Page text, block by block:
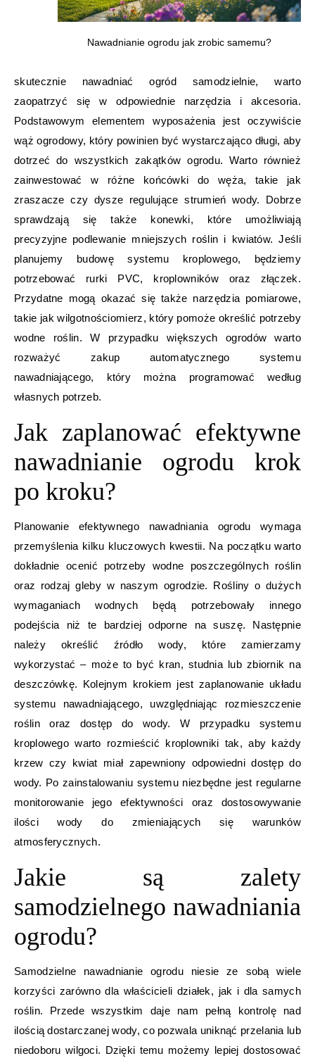
Nawadnianie ogrodu jak zrobic samemu?
skutecznie nawadniać ogród samodzielnie, warto
zaopatrzyć się w odpowiednie narzędzia i akcesoria.
Podstawowym elementem wyposażenia jest oczywiście
wąż ogrodowy, który powinien być wystarczająco długi, aby
dotrzeć do wszystkich zakątków ogrodu. Warto również
zainwestować w różne końcówki do węża, takie jak
zraszacze czy dysze regulujące strumień wody. Dobrze
sprawdzają się także konewki, które umożliwiają
precyzyjne podlewanie mniejszych roślin i kwiatów. Jeśli
planujemy budowę systemu kroplowego, będziemy
potrzebować rurki PVC, kroplowników oraz złączek.
Przydatne mogą okazać się także narzędzia pomiarowe,
takie jak wilgotnościomierz, który pomoże określić potrzeby
wodne roślin. W przypadku większych ogrodów warto
rozważyć zakup automatycznego systemu
nawadniającego, który można programować według
własnych potrzeb.
Jak zaplanować efektywne
nawadnianie ogrodu krok
po kroku?
Planowanie efektywnego nawadniania ogrodu wymaga
przemyślenia kilku kluczowych kwestii. Na początku warto
dokładnie ocenić potrzeby wodne poszczególnych roślin
oraz rodzaj gleby w naszym ogrodzie. Rośliny o dużych
wymaganiach wodnych będą potrzebowały innego
podejścia niż te bardziej odporne na suszę. Następnie
należy określić źródło wody, które zamierzamy
wykorzystać – może to być kran, studnia lub zbiornik na
deszczówkę. Kolejnym krokiem jest zaplanowanie układu
systemu nawadniającego, uwzględniając rozmieszczenie
roślin oraz dostęp do wody. W przypadku systemu
kroplowego warto rozmieścić kroplowniki tak, aby każdy
krzew czy kwiat miał zapewniony odpowiedni dostęp do
wody. Po zainstalowaniu systemu niezbędne jest regularne
monitorowanie jego efektywności oraz dostosowywanie
ilości wody do zmieniających się warunków
atmosferycznych.
Jakie są zalety
samodzielnego nawadniania
ogrodu?
Samodzielne nawadnianie ogrodu niesie ze sobą wiele
korzyści zarówno dla właścicieli działek, jak i dla samych
roślin. Przede wszystkim daje nam pełną kontrolę nad
ilością dostarczanej wody, co pozwala uniknąć przelania lub
niedoboru wilgoci. Dzięki temu możemy lepiej dostosować